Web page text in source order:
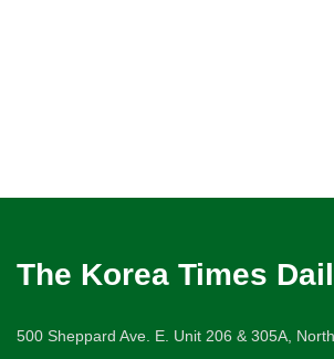
The Korea Times
500 Sheppard Ave. E. Unit 206 & 305A,